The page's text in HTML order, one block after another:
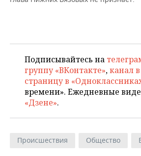
Подписывайтесь на
группу «ВКонтакте»,канал
страницу в
времени». Ежедневные
«Дзене».
Происшествия Общество